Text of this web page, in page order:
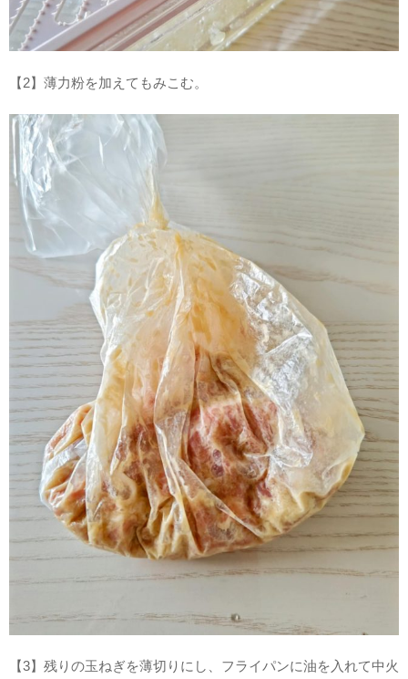
【2】薄力粉を加えてもみこむ。
【3】残りの玉ねぎを薄切りにし、フライパンに油を入れて中火